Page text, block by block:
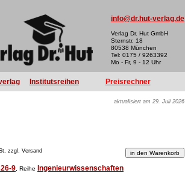
info@dr.hut-verlag.de
Verlag Dr. Hut GmbH
Sternstr. 18
80538 München
Tel: 0175 / 9263392
Mo - Fr, 9 - 12 Uhr
Institutsreihen Preisrechner
aktualisiert am 29. Juli 2026
zzgl. Versand
9 , Reihe Ingenieurwissenschaften